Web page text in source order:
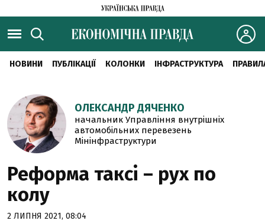
НОВИНИ ПУБЛІКАЦІЇ КОЛОНКИ ІНФРАСТРУКТУРА
ОЛЕКСАНДР ДЯЧЕНКО
начальник Управління внутрішніх
автомобільних перевезень
Мінінфраструктури
Реформа таксі – рух по
колу
2 ЛИПНЯ 2021, 08:04